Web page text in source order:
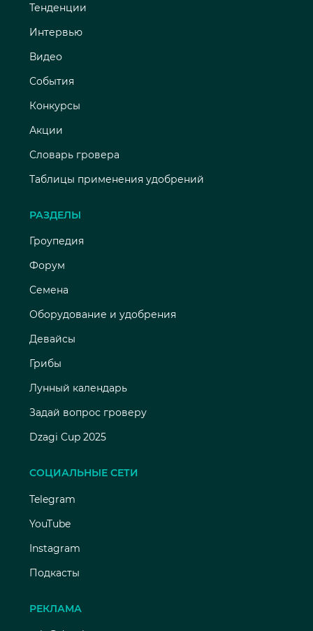
Тенденции
Интервью
Видео
События
Конкурсы
Акции
Словарь гровера
Таблицы применения удобрений
РАЗДЕЛЫ
Гроупедия
Форум
Семена
Оборудование и удобрения
Девайсы
Грибы
Лунный календарь
Задай вопрос гроверу
Dzagi Cup 2025
СОЦИАЛЬНЫЕ СЕТИ
Telegram
YouTube
Instagram
Подкасты
РЕКЛАМА